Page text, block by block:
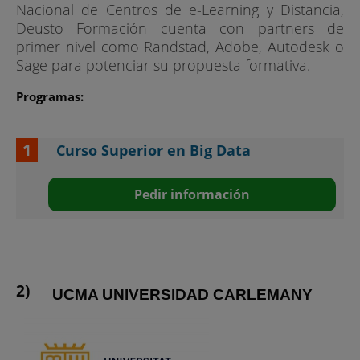
Nacional de Centros de e-Learning y Distancia,
Deusto Formación cuenta con partners de
primer nivel como Randstad, Adobe, Autodesk o
Sage para potenciar su propuesta formativa.
Programas:
Curso Superior en Big Data
Pedir información
UCMA UNIVERSIDAD CARLEMANY